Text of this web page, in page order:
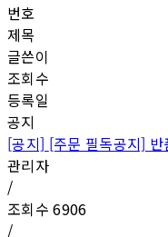
번호
제목
글쓴이
조회수
등록일
공지
[공지] [주문 필독공지]
관리자
/
조회수6906
/